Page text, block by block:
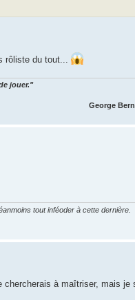
rôliste du tout...
jouer."
George
tout inféoder à cette dernière.
chercherais à maîtriser, mais je